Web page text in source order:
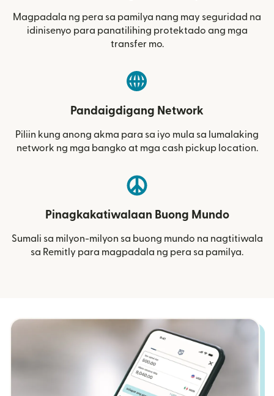
Magpadala ng pera sa pamilya nang may seguridad na
idinisenyo para panatilihing protektado ang mga
transfer mo.
Pandaigdigang Network
Piliin kung anong akma para sa iyo mula sa lumalaking
network ng mga bangko at mga cash pickup location.
Pinagkakatiwalaan Buong Mundo
Sumali sa milyon-milyon sa buong mundo na nagtitiwala
sa Remitly para magpadala ng pera sa pamilya.